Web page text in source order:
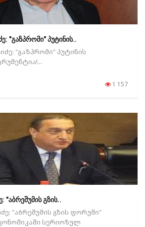
"გაზპრომი" პუტინის..
"გაზპრომი" პუტინის
1 157
"აბრეშუმის გზის..
"აბრეშუმის გზის ფორუმი"
სერიოზულ